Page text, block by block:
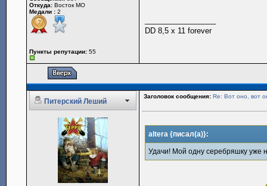
Откуда: Восток МО
Медали : 2
Пункты репутации: 55
DD 8,5 x 11 forever
Питерский Леший
Заголовок сообщения: Re: Вот оно, вот
altera {писал(а)}:
Удачи! Мой одну серебряшку